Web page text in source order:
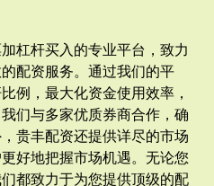
杠杆买入的专业平台，致力
配资服务。通过我们的平
例，最大化资金使用效率，
们与多家优质券商合作，确
贵丰配资还提供详尽的市场
好地把握市场机遇。无论您
都致力于为您提供顶级的配